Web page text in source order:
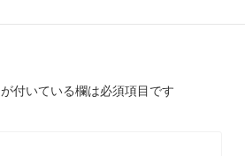
が付いている欄は必須項目です